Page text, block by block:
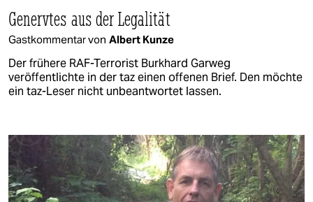
Genervtes aus der Legalität
Gastkommentar von Albert Kunze
Der frühere RAF-Terrorist Burkhard Garweg
veröffentlichte in der taz einen offenen Brief. Den möchte
ein taz-Leser nicht unbeantwortet lassen.